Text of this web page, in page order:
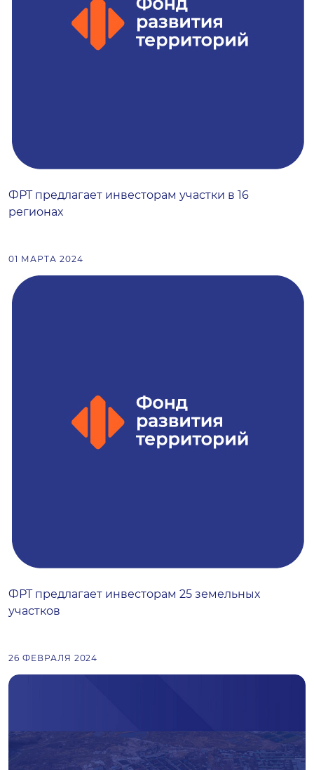
ФРТ предлагает инвесторам участки в 16
регионах
01 МАРТА 2024
ФРТ предлагает инвесторам 25 земельных
участков
26 ФЕВРАЛЯ 2024